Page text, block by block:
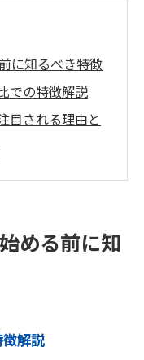
に知るべき特徴
での特徴解説
目される理由と
める際の注意
確認事項とは
める前に知
解説